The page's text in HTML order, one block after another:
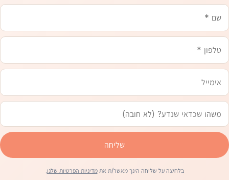
שם
טלפון
אימייל
משהו
שנדע
שליחה
בלחיצה על שליחה הינך מאשר/ת אתמדיניות הפרטיות שלנו.